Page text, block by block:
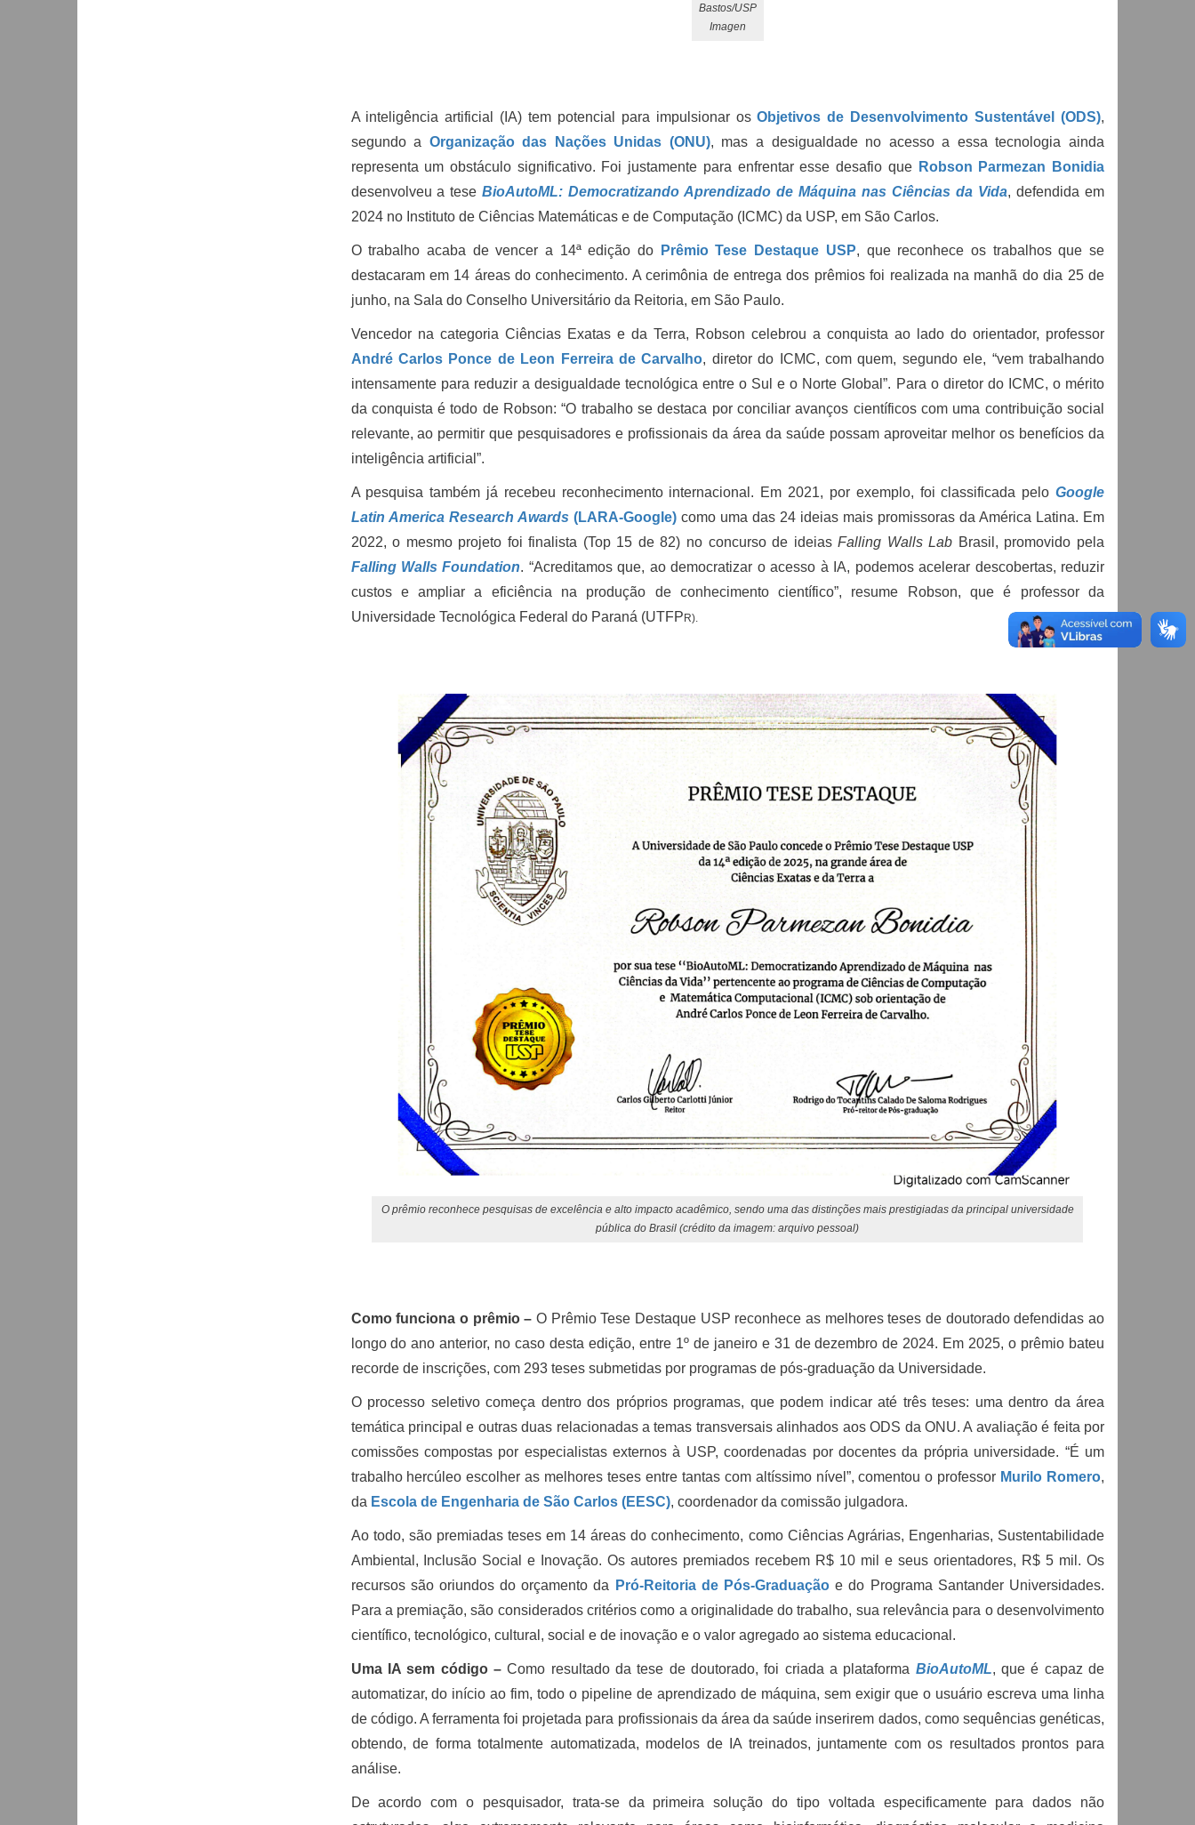
Bastos/USP
Imagen
A inteligência artificial (IA) tem potencial para impulsionar osObjetivos de Desenvolvimento Sustentável (ODS),
segundo a Organização das Nações Unidas (ONU), mas a desigualdade no acesso a essa tecnologia ainda
representa um obstáculo significativo. Foi justamente para enfrentar esse desafio que Robson Parmezan Bonidia
desenvolveu a teseBioAutoML: Democratizando Aprendizado de Máquina nas Ciências da Vida, defendida em
2024 no Instituto de Ciências Matemáticas e de Computação (ICMC) da USP, em São Carlos.
O trabalho acaba de vencer a 14ª edição do Prêmio Tese Destaque USP, que reconhece os trabalhos que se
destacaram em 14 áreas do conhecimento. A cerimônia de entrega dos prêmios foi realizada na manhã do dia 25 de
junho, na Sala do Conselho Universitário da Reitoria, em São Paulo.
Vencedor na categoria Ciências Exatas e da Terra, Robson celebrou a conquista ao lado do orientador, professor
André Carlos Ponce de Leon Ferreira de Carvalho, diretor do ICMC, com quem, segundo ele, “vem trabalhando
intensamente para reduzir a desigualdade tecnológica entre o Sul e o Norte Global”. Para o diretor do ICMC, o mérito
da conquista é todo de Robson: “O trabalho se destaca por conciliar avanços científicos com uma contribuição social
relevante, ao permitir que pesquisadores e profissionais da área da saúde possam aproveitar melhor os benefícios da
inteligência artificial”.
A pesquisa também já recebeu reconhecimento internacional. Em 2021, por exemplo, foi classificada pelo Google
Latin America Research Awards (LARA-Google)como uma das 24 ideias mais promissoras da América Latina. Em
2022, o mesmo projeto foi finalista (Top 15 de 82) no concurso de ideiasFalling Walls Lab Brasil, promovido pela
Falling Walls Foundation. “Acreditamos que, ao democratizar o acesso à IA, podemos acelerar descobertas, reduzir
custos e ampliar a eficiência na produção de conhecimento científico”, resume Robson, que é professor da
Universidade Tecnológica Federal do Paraná (UTFP R).
O prêmio reconhece pesquisas de excelência e alto impacto acadêmico, sendo uma das distinções mais prestigiadas da principal universidade
pública do Brasil (crédito da imagem: arquivo pessoal)
Como funciona o prêmio – O Prêmio Tese Destaque USP reconhece as melhores teses de doutorado defendidas ao
longo do ano anterior, no caso desta edição, entre 1º de janeiro e 31 de dezembro de 2024. Em 2025, o prêmio bateu
recorde de inscrições, com 293 teses submetidas por programas de pós-graduação da Universidade.
O processo seletivo começa dentro dos próprios programas, que podem indicar até três teses: uma dentro da área
temática principal e outras duas relacionadas a temas transversais alinhados aos ODS da ONU. A avaliação é feita por
comissões compostas por especialistas externos à USP, coordenadas por docentes da própria universidade. “É um
trabalho hercúleo escolher as melhores teses entre tantas com altíssimo nível”, comentou o professor Murilo Romero,
da Escola de Engenharia de São Carlos (EESC), coordenador da comissão julgadora.
Ao todo, são premiadas teses em 14 áreas do conhecimento, como Ciências Agrárias, Engenharias, Sustentabilidade
Ambiental, Inclusão Social e Inovação. Os autores premiados recebem R$ 10 mil e seus orientadores, R$ 5 mil. Os
recursos são oriundos do orçamento da
Pró-Reitoria de Pós-Graduação e do Programa Santander Universidades.
Para a premiação, são considerados critérios como a originalidade do trabalho, sua relevância para o desenvolvimento
científico, tecnológico, cultural, social e de inovação e o valor agregado ao sistema educacional.
Uma IA sem código –Como resultado da tese de doutorado, foi criada a plataforma BioAutoML, que é capaz de
automatizar, do início ao fim, todo o pipeline de aprendizado de máquina, sem exigir que o usuário escreva uma linha
de código. A ferramenta foi projetada para profissionais da área da saúde inserirem dados, como sequências genéticas,
obtendo, de forma totalmente automatizada, modelos de IA treinados, juntamente com os resultados prontos para
análise.
De acordo com o pesquisador, trata-se da primeira solução do tipo voltada especificamente para dados não